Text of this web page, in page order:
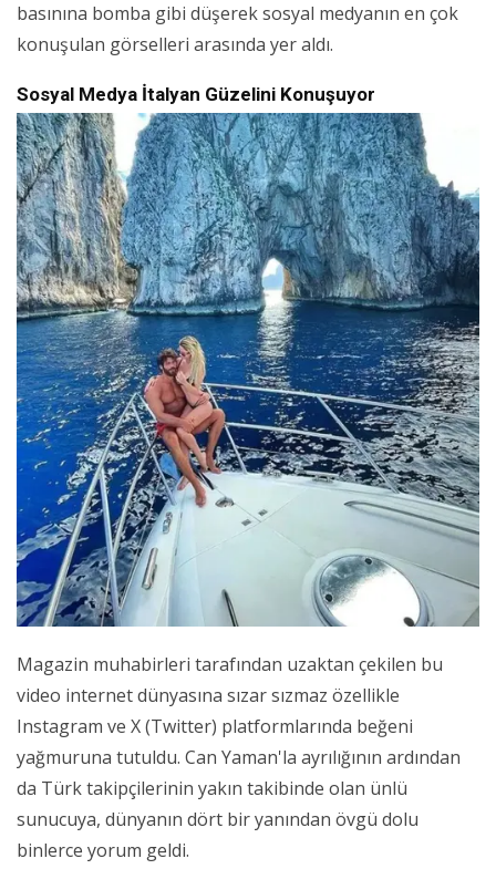
basınına bomba gibi düşerek sosyal medyanın en çok
konuşulan görselleri arasında yer aldı.
Sosyal Medya İtalyan Güzelini Konuşuyor
Magazin muhabirleri tarafından uzaktan çekilen bu
video internet dünyasına sızar sızmaz özellikle
Instagram ve X (Twitter) platformlarında beğeni
yağmuruna tutuldu. Can Yaman'la ayrılığının ardından
da Türk takipçilerinin yakın takibinde olan ünlü
sunucuya, dünyanın dört bir yanından övgü dolu
binlerce yorum geldi.